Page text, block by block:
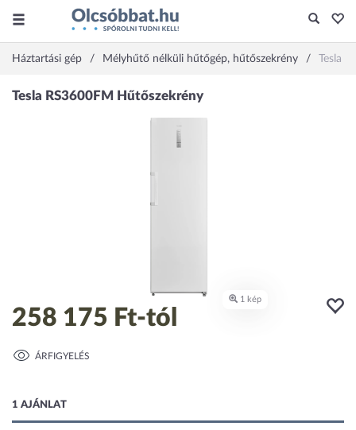
Háztartási gép Mélyhűtő nélküli hűtőgép, hűtőszekrény Tesla
258 175 Ft-tól
ÁRFIGYELÉS
1 AJÁNLAT